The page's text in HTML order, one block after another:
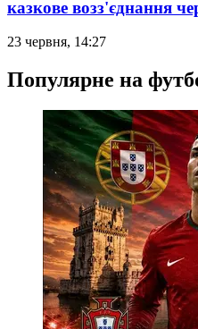
казкове возз'єднання
23 червня, 14:27
Популярне на